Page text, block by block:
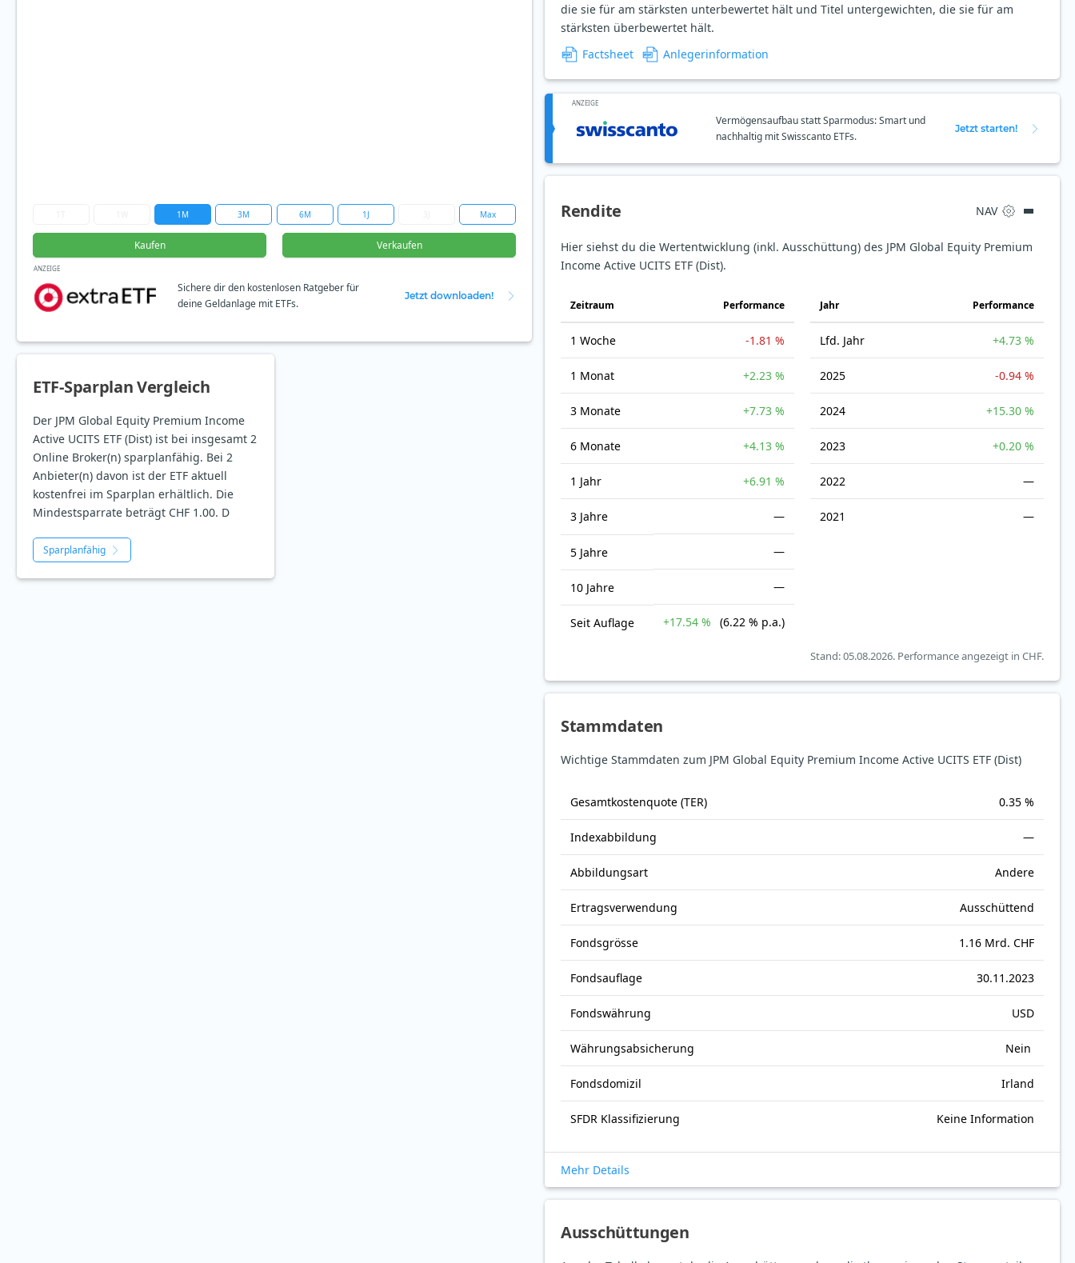
1M 3M 6M 1J Max
Kaufen Verkaufen
ANZEIGE
Sichere dir den kostenlosen Ratgeber für
deine Geldanlage mit ETFs.
Jetzt downloaden!
ETF-Sparplan Vergleich
Der JPM Global Equity Premium Income
Active UCITS ETF (Dist) ist bei insgesamt 2
Online Broker(n) sparplanfähig. Bei 2
Anbieter(n) davon ist der ETF aktuell
kostenfrei im Sparplan erhältlich. Die
Mindestsparrate beträgt CHF 1.00. D
Sparplanfähig
die sie für am stärksten unterbewertet hält und Titel untergewichten, die sie für am
stärksten überbewertet hält.
Factsheet
Anlegerinformation
ANZEIGE
Vermögensaufbau statt Sparmodus: Smart und
nachhaltig mit Swisscanto ETFs.
Jetzt starten!
Rendite NAV
Hier siehst du die Wertentwicklung (inkl. Ausschüttung) des JPM Global Equity Premium
Income Active UCITS ETF (Dist).
Zeit­raum Perfor­mance
1 Woche -1.81 %
1 Monat +2.23 %
3 Monate +7.73 %
6 Monate +4.13 %
1 Jahr +6.91 %
3 Jahre —
5 Jahre —
10 Jahre —
Seit Auflage +17.54 % (6.22 % p.a.)
Jahr Perfor­mance
Lfd. Jahr +4.73 %
2025 -0.94 %
2024 +15.30 %
2023 +0.20 %
2022 —
2021 —
Stand: 05.08.2026. Performance angezeigt in CHF.
Stammdaten
Wichtige Stammdaten zum JPM Global Equity Premium Income Active UCITS ETF (Dist)
Gesamt­kosten­quote (TER) 0.35 %
Index­abbildung —
Abbildungs­art Andere
Ertrags­verwendung Ausschüttend
Fonds­grösse 1.16 Mrd. CHF
Fonds­auflage 30.11.2023
Fonds­währung USD
Währungsabsicherung Nein
Fondsdomizil Irland
SFDR Klassifizierung Keine Information
Mehr Details
Ausschüttungen